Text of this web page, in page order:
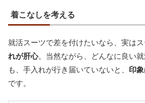
着こなしを考える
就活スーツで差を付けたいなら、実は
れが肝心。当然ながら、どんなに良い
も、手入れが行き届いていないと、 印
です。